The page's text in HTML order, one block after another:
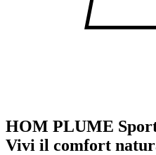
HOM PLUME
Vivi il comfort